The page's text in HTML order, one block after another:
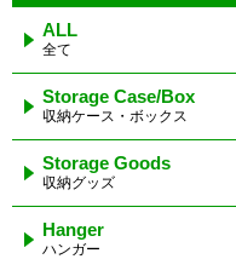
ALL
全て
Storage Case/Box
収納ケース・ボックス
Storage Goods
収納グッズ
Hanger
ハンガー